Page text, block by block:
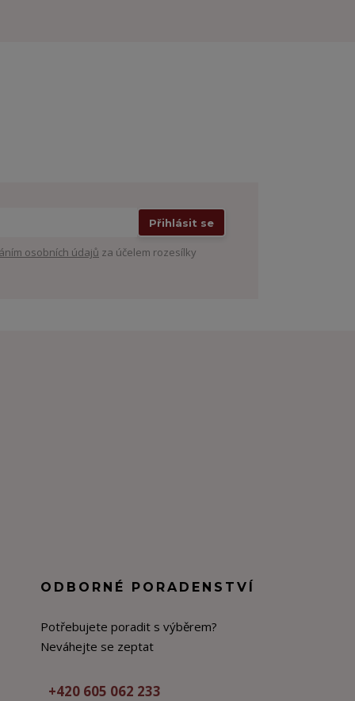
Přihlásit se
osobních údajů za účelem rozesílky
ODBORNÉ PORADENSTVÍ
Potřebujete poradit s výběrem?
Neváhejte se zeptat
+420 605 062 233